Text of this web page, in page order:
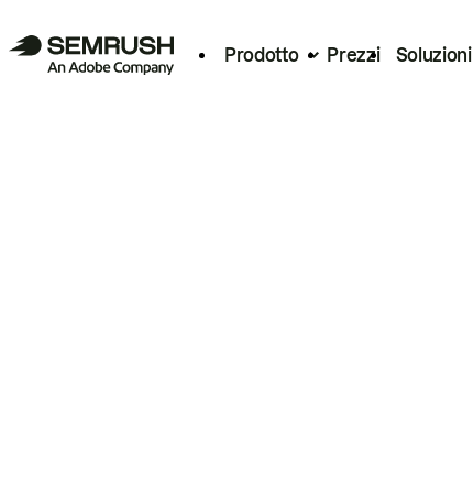
Prodotto Prezzi Soluzioni